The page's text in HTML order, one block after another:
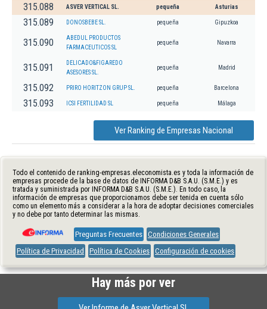
315.088 ASVER VERTICAL SL. pequeña Asturias
315.089 DONOSBEBE SL. pequeña Gipuzkoa
315.090
ABEDUL PRODUCTOS
FARMACEUTICOS SL
pequeña Navarra
315.091
DELICADO&FIGAREDO
ASESORES SL.
pequeña Madrid
315.092 PRIRO HORITZON GRUP SL. pequeña Barcelona
315.093 ICSI FERTILIDAD SL pequeña Málaga
Ver Ranking de Empresas Nacional
Todo el contenido de ranking-empresas.eleconomista.es y toda la información de
empresas procede de la base de datos de INFORMA D&B S.A.U. (S.M.E.) y es
tratada y suministrada por INFORMA D&B S.A.U. (S.M.E.). En todo caso, la
información de empresas que proporcionamos debe ser tenida en cuenta sólo
como un elemento más a considerar a la hora de adoptar decisiones comerciales
y no debe por tanto determinar las mismas.
Preguntas Frecuentes Condiciones Generales
Política de Privacidad
Política de Cookies Configuración de cookies
Hay más por ver